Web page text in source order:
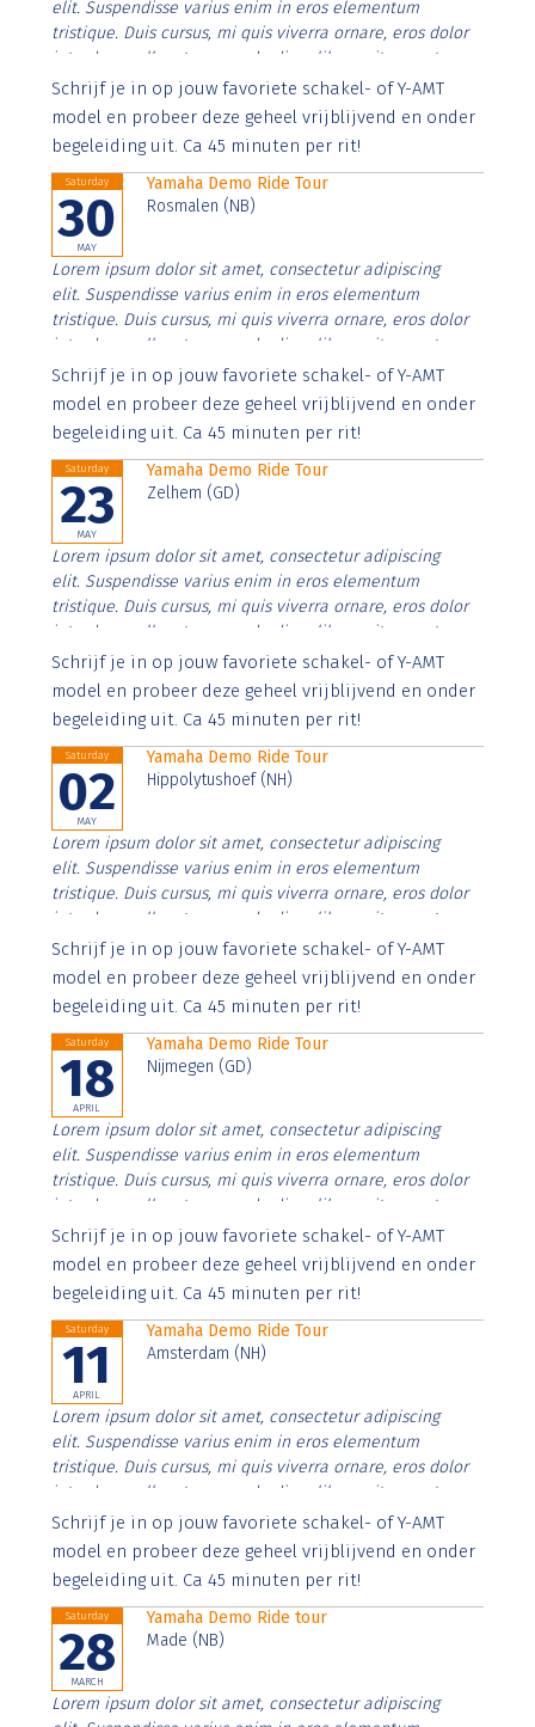
elit. Suspendisse varius enim in eros elementum
tristique. Duis cursus, mi quis viverra ornare, eros dolor
interdum nulla, ut commodo diam libero vitae erat.
Aenean faucibus nibh et justo cursus id rutrum lorem
imperdiet. Nunc ut sem vitae risus tristique posuere.
Schrijf je in op jouw favoriete schakel- of Y-AMT
model en probeer deze geheel vrijblijvend en onder
begeleiding uit. Ca 45 minuten per rit!
Saturday
30
MAY
Yamaha Demo Ride Tour
Rosmalen (NB)
Lorem ipsum dolor sit amet, consectetur adipiscing
elit. Suspendisse varius enim in eros elementum
tristique. Duis cursus, mi quis viverra ornare, eros dolor
interdum nulla, ut commodo diam libero vitae erat.
Aenean faucibus nibh et justo cursus id rutrum lorem
imperdiet. Nunc ut sem vitae risus tristique posuere.
Schrijf je in op jouw favoriete schakel- of Y-AMT
model en probeer deze geheel vrijblijvend en onder
begeleiding uit. Ca 45 minuten per rit!
Saturday
23
MAY
Yamaha Demo Ride Tour
Zelhem (GD)
Lorem ipsum dolor sit amet, consectetur adipiscing
elit. Suspendisse varius enim in eros elementum
tristique. Duis cursus, mi quis viverra ornare, eros dolor
interdum nulla, ut commodo diam libero vitae erat.
Aenean faucibus nibh et justo cursus id rutrum lorem
imperdiet. Nunc ut sem vitae risus tristique posuere.
Schrijf je in op jouw favoriete schakel- of Y-AMT
model en probeer deze geheel vrijblijvend en onder
begeleiding uit. Ca 45 minuten per rit!
Saturday
02
MAY
Yamaha Demo Ride Tour
Hippolytushoef (NH)
Lorem ipsum dolor sit amet, consectetur adipiscing
elit. Suspendisse varius enim in eros elementum
tristique. Duis cursus, mi quis viverra ornare, eros dolor
interdum nulla, ut commodo diam libero vitae erat.
Aenean faucibus nibh et justo cursus id rutrum lorem
imperdiet. Nunc ut sem vitae risus tristique posuere.
Schrijf je in op jouw favoriete schakel- of Y-AMT
model en probeer deze geheel vrijblijvend en onder
begeleiding uit. Ca 45 minuten per rit!
Saturday
18
APRIL
Yamaha Demo Ride Tour
Nijmegen (GD)
Lorem ipsum dolor sit amet, consectetur adipiscing
elit. Suspendisse varius enim in eros elementum
tristique. Duis cursus, mi quis viverra ornare, eros dolor
interdum nulla, ut commodo diam libero vitae erat.
Aenean faucibus nibh et justo cursus id rutrum lorem
imperdiet. Nunc ut sem vitae risus tristique posuere.
Schrijf je in op jouw favoriete schakel- of Y-AMT
model en probeer deze geheel vrijblijvend en onder
begeleiding uit. Ca 45 minuten per rit!
Saturday
11
APRIL
Yamaha Demo Ride Tour
Amsterdam (NH)
Lorem ipsum dolor sit amet, consectetur adipiscing
elit. Suspendisse varius enim in eros elementum
tristique. Duis cursus, mi quis viverra ornare, eros dolor
interdum nulla, ut commodo diam libero vitae erat.
Aenean faucibus nibh et justo cursus id rutrum lorem
imperdiet. Nunc ut sem vitae risus tristique posuere.
Schrijf je in op jouw favoriete schakel- of Y-AMT
model en probeer deze geheel vrijblijvend en onder
begeleiding uit. Ca 45 minuten per rit!
Saturday
28
MARCH
Yamaha Demo Ride tour
Made (NB)
Lorem ipsum dolor sit amet, consectetur adipiscing